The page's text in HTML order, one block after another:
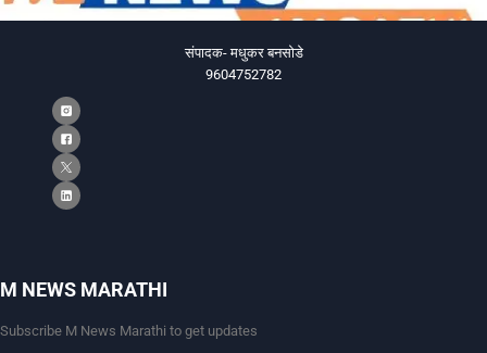
संपादक- मधुकर बनसोडे
9604752782
M NEWS MARATHI
Subscribe M News Marathi to get updates